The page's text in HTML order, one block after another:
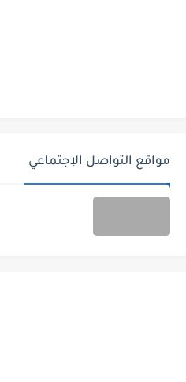
مواقع التواصل الإجتماعي